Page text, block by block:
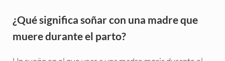
¿Qué significa soñar con una madre que
muere durante el parto?